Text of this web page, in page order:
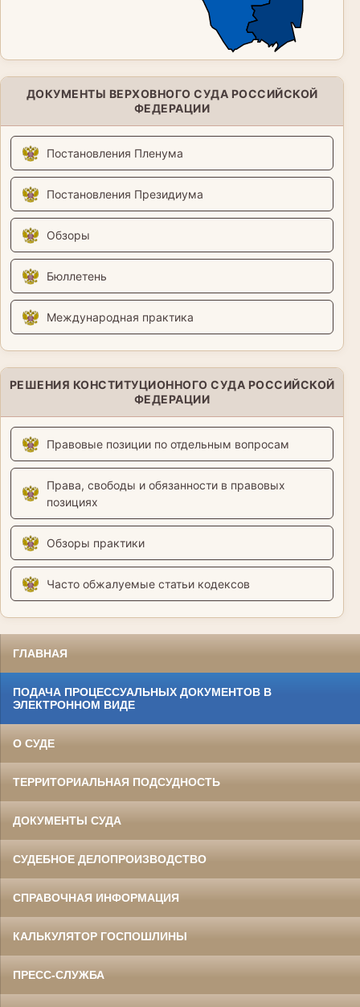
ДОКУМЕНТЫ ВЕРХОВНОГО СУДА РОССИЙСКОЙ
ФЕДЕРАЦИИ
Постановления Пленума
Постановления Президиума
Обзоры
Бюллетень
Международная практика
РЕШЕНИЯ КОНСТИТУЦИОННОГО СУДА РОССИЙСКОЙ
ФЕДЕРАЦИИ
Правовые позиции по отдельным вопросам
Права, свободы и обязанности в правовых
позициях
Обзоры практики
Часто обжалуемые статьи кодексов
ГЛАВНАЯ
ПОДАЧА ПРОЦЕССУАЛЬНЫХ ДОКУМЕНТОВ В
ЭЛЕКТРОННОМ ВИДЕ
О СУДЕ
ТЕРРИТОРИАЛЬНАЯ ПОДСУДНОСТЬ
ДОКУМЕНТЫ СУДА
СУДЕБНОЕ ДЕЛОПРОИЗВОДСТВО
СПРАВОЧНАЯ ИНФОРМАЦИЯ
КАЛЬКУЛЯТОР ГОСПОШЛИНЫ
ПРЕСС-СЛУЖБА